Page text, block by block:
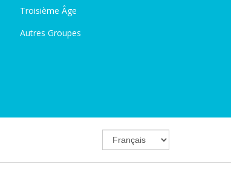
Troisième Âge
Autres Groupes